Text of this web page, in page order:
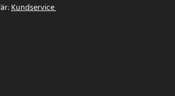
Kundservice